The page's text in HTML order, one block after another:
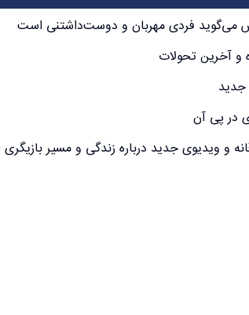
می‌گوید فردی مهربان و دوست‌داشتنی است
و آخرین تحولات
جدید
در پی آن
و ویدیوی جدید درباره زندگی و مسیر بازیگری